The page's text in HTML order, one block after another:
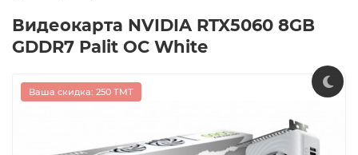
Видеокарта NVIDIA RTX5060 8GB
GDDR7 Palit OC White
Ваша скидка: 250 TMT